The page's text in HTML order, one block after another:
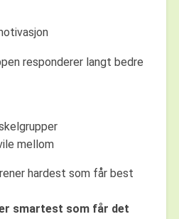
responderer langt bedre
mellom
hardest som får best
smartest som får det